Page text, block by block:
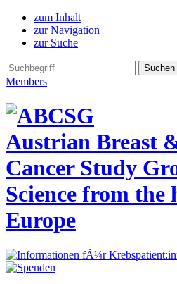
zum Inhalt
zur Navigation
zur Suche
Members
Austrian Breast
Cancer Study
Science from the
Europe